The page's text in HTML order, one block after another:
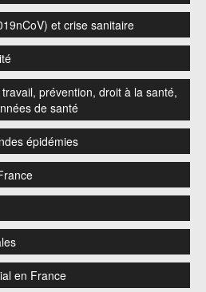
et crise sanitaire
prévention, droit à la santé,
de santé
épidémies
en France